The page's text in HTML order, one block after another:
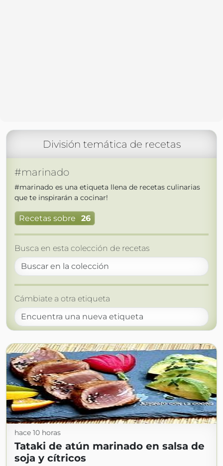
División temática de recetas
#marinado
#marinado es una etiqueta llena de recetas culinarias
que te inspirarán a cocinar!
Recetas sobre 26
Busca en esta colección de recetas
Cámbiate a otra etiqueta
hace 10 horas
Tataki de atún marinado en salsa de
soja y cítricos